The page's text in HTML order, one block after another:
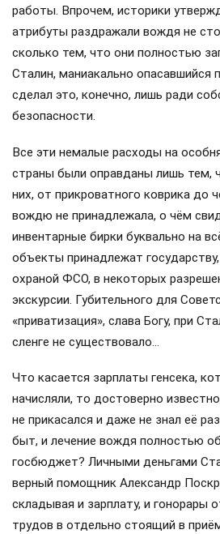
работы. Впрочем, историки
атрибуты раздражали вождя не
сколько тем, что они полностью
Сталин, маниакально опасавшийся
сделал это, конечно, лишь ради
безопасности.
Все эти немалые расходы на
страны были оправданы лишь тем,
них, от прикроватного коврика до
вождю не принадлежала, о чём
инвентарные бирки буквально на
объекты принадлежат
охраной ФСО, в некоторых
экскурсии. Губительного для
«приватизация», слава Богу, при
сленге не существовало…
Что касается зарплаты генсека,
начисляли, то достоверно
не прикасался и даже не знал её
быт, и лечение вождя полностью
госбюджет? Личными деньгами
верный помощник Александр
складывая и зарплату, и гонорары
трудов в отдельно стоящий в